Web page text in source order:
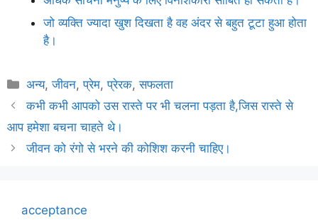
जो व्यक्ति ज्यादा खुश दिखता है वह अंदर से बहुत टूटा हुआ होता
है।
Categories
अन्य,जीवन,प्रेम,प्रेरक,सफलता
कभी कभी आपको उस रास्ते पर भी चलना पड़ता है,जिस रास्ते से
आप हमेशा बचना चाहते थे।
जीवन को रंगो से भरने की कोशिश करनी चाहिए।
acceptance